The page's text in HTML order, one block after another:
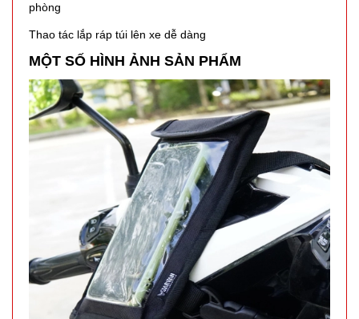
phòng
Thao tác lắp ráp túi lên xe dễ dàng
MỘT SỐ HÌNH ẢNH SẢN PHẨM
GIÁ:
TÌNH
TRẠNG:
CÒN HÀNG
Bảo
hành:
Test ,
Cân nặng :